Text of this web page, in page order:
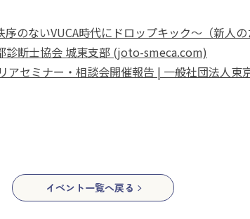
のないVUCA時代にドロップキック～（新人
診断士協会 城東支部 (joto-smeca.com)
セミナー・相談会開催報告 | 一般社団法人東
イベント一覧へ戻る